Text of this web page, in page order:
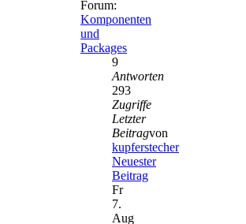
Forum:
Komponenten
und
Packages
9
Antworten
293
Zugriffe
Letzter
Beitragvon
kupferstecher
Neuester
Beitrag
Fr
7.
Aug